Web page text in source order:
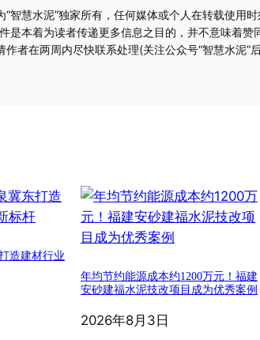
“智慧水泥”独家所有，任何媒体或个人在转载使用
是本着为读者传递更多信息之目的，并不意味着
作者在两周内尽快联系处理(关注公众号“智慧水泥”
造建材行业
年均节约能源成本约1200万元！福建
安砂建福水泥技改项目成为优秀案例
2026年8月3日